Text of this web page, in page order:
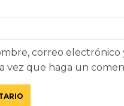
correo electrónico
vez que haga un